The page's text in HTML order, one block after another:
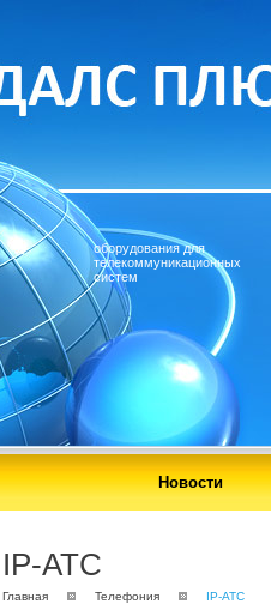
оборудования для
телекоммуникационных
систем
Новости
IP-АТС
Главная Телефония IP-АТС